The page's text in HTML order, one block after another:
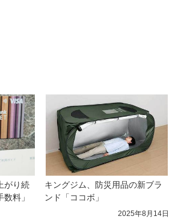
がり続
料」
キングジム、防災用品の新ブラ
ンド「ココボ」
2025年8月14日